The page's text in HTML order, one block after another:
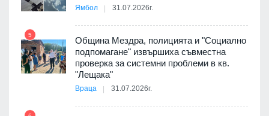
Ямбол 31.07.2026г.
5
Община Мездра, полицията и "Социално
подпомагане" извършиха съвместна
проверка за системни проблеми в кв.
"Лещака"
Враца 31.07.2026г.